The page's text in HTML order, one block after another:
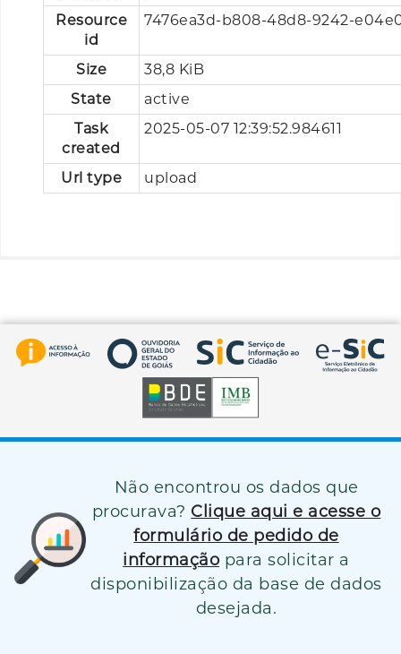
Resource
id
7476ea3d-b808-48d8-9242-
Size
38,8 KiB
State
active
Task
created
2025-05-07 12:39:52.984611
Url type upload
Não encontrou os dados que
procurava? Clique aqui e acesse o
formulário de pedido de
informação para solicitar a
disponibilização da base de dados
desejada.